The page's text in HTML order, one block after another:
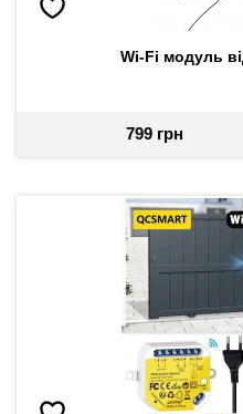
Wi-Fi модуль
799 грн